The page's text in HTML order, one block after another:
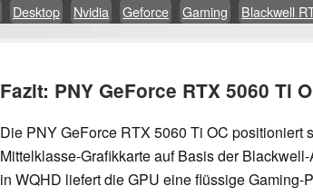
Desktop Nvidia Geforce Gaming Blackwell
Fazit: PNY GeForce RTX 5060 Ti
Die PNY GeForce RTX 5060 Ti OC positioniert
Mittelklasse-Grafikkarte auf Basis der
in WQHD liefert die GPU eine flüssige Gaming-